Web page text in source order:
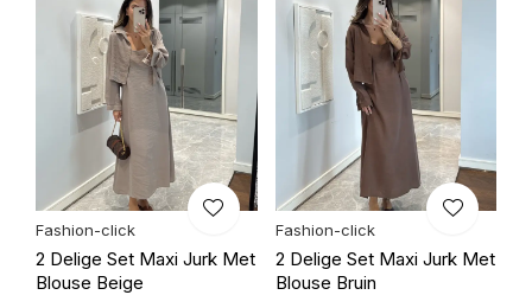
Fashion-click
2 Delige Set Maxi Jurk Met
Blouse Beige
Fashion-click
2 Delige Set Maxi Jurk Met
Blouse Bruin